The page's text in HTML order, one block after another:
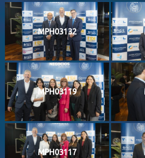
MPH03132
MPH03119
MPH03117